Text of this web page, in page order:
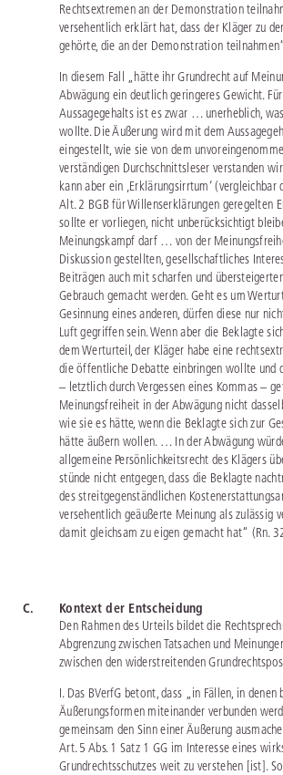
Rechtsextremen an der Demonstration
versehentlich erklärt hat, dass der Kläger zu
gehörte, die an der Demonstration
In diesem Fall „hätte ihr Grundrecht auf
Abwägung ein deutlich geringeres Gewicht.
Aussagegehalts ist es zwar … unerheblich,
wollte. Die Äußerung wird mit dem
eingestellt, wie sie von dem
verständigen Durchschnittsleser verstanden
kann aber ein ‚Erklärungsirrtum‘ (vergleichbar
Alt. 2 BGB für Willenserklärungen geregelten
sollte er vorliegen, nicht unberücksichtigt
Meinungskampf darf … von der
Diskussion gestellten, gesellschaftliches
Beiträgen auch mit scharfen und
Gebrauch gemacht werden. Geht es um
Gesinnung eines anderen, dürfen diese nur
Luft gegriffen sein. Wenn aber die Beklagte
dem Werturteil, der Kläger habe eine
die öffentliche Debatte einbringen wollte und
– letztlich durch Vergessen eines Kommas –
Meinungsfreiheit in der Abwägung nicht
wie sie es hätte, wenn die Beklagte sich zur
hätte äußern wollen. … In der Abwägung
allgemeine Persönlichkeitsrecht des Klägers
stünde nicht entgegen, dass die Beklagte
des streitgegenständlichen
versehentlich geäußerte Meinung als zulässig
damit gleichsam zu eigen gemacht hat“ (Rn.
C. Kontext der Entscheidung
Den Rahmen des Urteils bildet die
Abgrenzung zwischen Tatsachen und
zwischen den widerstreitenden
I. Das BVerfG betont, dass „in Fällen, in denen
Äußerungsformen miteinander verbunden
gemeinsam den Sinn einer Äußerung
Art. 5 Abs. 1 Satz 1 GG im Interesse eines
Grundrechtsschutzes weit zu verstehen [ist].